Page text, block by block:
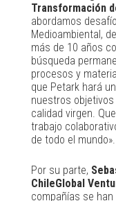
Transformación
abordamos
Medioambiental,
más de 10 años
búsqueda
procesos y
que Petark hará
nuestros
calidad virgen.
trabajo
de todo el mundo».
Por su parte,
ChileGlobal
compañías se